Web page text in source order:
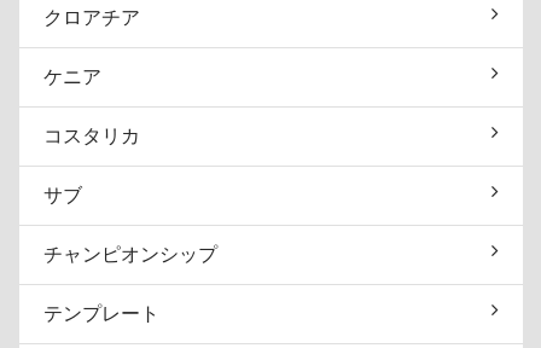
クロアチア
ケニア
コスタリカ
サブ
チャンピオンシップ
テンプレート